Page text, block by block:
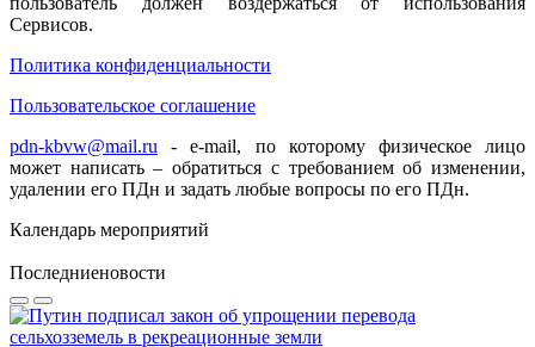
Сервисов.
Политика конфиденциальности
Пользовательское соглашение
pdn-kbvw@mail.ru - e-mail, по которому физическое лицо
может написать – обратиться с требованием об изменении,
удалении его ПДн и задать любые вопросы по его ПДн.
Календарь мероприятий
Последниеновости